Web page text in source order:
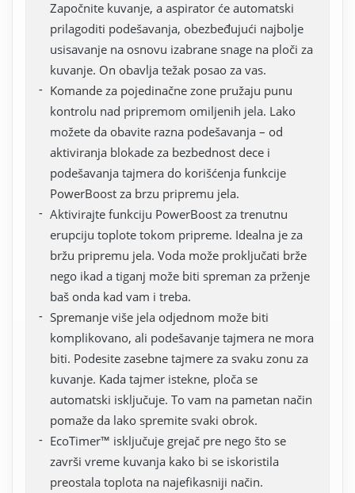
Započnite kuvanje, a aspirator će automatski
prilagoditi podešavanja, obezbeđujući najbolje
usisavanje na osnovu izabrane snage na ploči za
kuvanje. On obavlja težak posao za vas.
Komande za pojedinačne zone pružaju punu
kontrolu nad pripremom omiljenih jela. Lako
možete da obavite razna podešavanja – od
aktiviranja blokade za bezbednost dece i
podešavanja tajmera do korišćenja funkcije
PowerBoost za brzu pripremu jela.
Aktivirajte funkciju PowerBoost za trenutnu
erupciju toplote tokom pripreme. Idealna je za
bržu pripremu jela. Voda može proključati brže
nego ikad a tiganj može biti spreman za prženje
baš onda kad vam i treba.
Spremanje više jela odjednom može biti
komplikovano, ali podešavanje tajmera ne mora
biti. Podesite zasebne tajmere za svaku zonu za
kuvanje. Kada tajmer istekne, ploča se
automatski isključuje. To vam na pametan način
pomaže da lako spremite svaki obrok.
EcoTimer™ isključuje grejač pre nego što se
završi vreme kuvanja kako bi se iskoristila
preostala toplota na najefikasniji način.